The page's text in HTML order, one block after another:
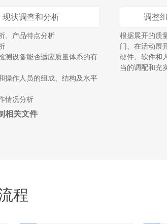
现状调查和分析
、产品特点分析
测设备能否适应质量体系的有
操作人员的组成、结构及水平
情况分析
调整
根据展开的质
门、在活动展
硬件、软件和
当的调配和充
相关文件
程